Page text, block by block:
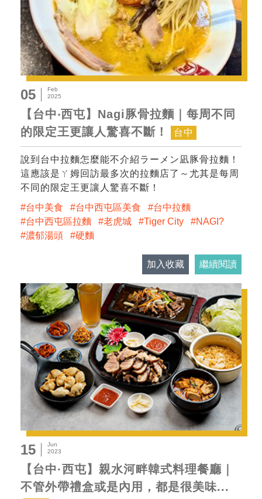
05
Feb
2025
【台中‧西屯】Nagi豚骨拉麵｜每周不同
的限定王更讓人驚喜不斷！
台中
說到台中拉麵怎麼能不介紹ラーメン凪豚骨拉麵！
這應該是ㄚ姆回訪最多次的拉麵店了～尤其是每周
不同的限定王更讓人驚喜不斷！
台中美食
台中西屯區美食
台中拉麵
台中西屯區拉麵
老虎城 Tiger City
NAGI?
濃郁湯頭
硬麵
加入收藏 繼續閱讀
15
Jun
2023
【台中·西屯】親水河畔韓式料理餐廳｜
不管外帶禮盒或是內用，都是很美味...